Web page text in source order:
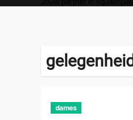
gelegenheid
dames